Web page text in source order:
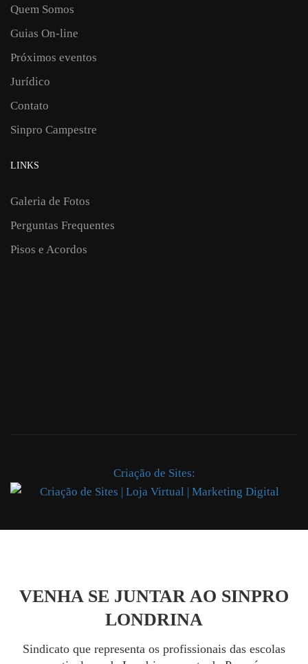
Quem Somos
Guias On-line
Próximos eventos
Jurídico
Contato
Sinpro Campestre
LINKS
Galeria de Fotos
Perguntas Frequentes
Pisos e Acordos
Criação de Sites:
VENHA SE JUNTAR AO SINPRO
LONDRINA
Sindicato que representa os profissionais das escolas